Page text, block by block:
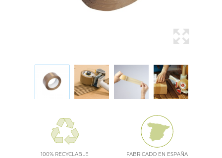
100% RECYCLABLE FABRICADO EN ESPAÑA